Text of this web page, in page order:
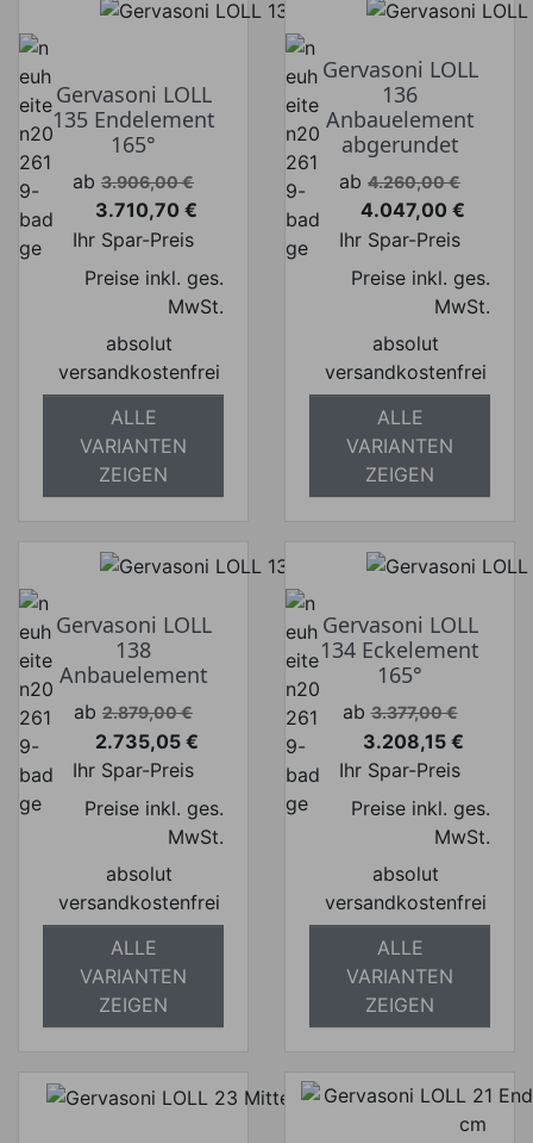
Gervasoni LOLL
135 Endelement
165°
Verkaufspreis
ab 3.906,00 €
Preis
3.710,70 €
Ihr Spar-Preis
Preise inkl. ges.
MwSt.
absolut
versandkostenfrei
ALLE
VARIANTEN
ZEIGEN
Gervasoni LOLL
136
Anbauelement
abgerundet
Verkaufspreis
ab 4.260,00 €
Preis
4.047,00 €
Ihr Spar-Preis
Preise inkl. ges.
MwSt.
absolut
versandkostenfrei
ALLE
VARIANTEN
ZEIGEN
Gervasoni LOLL
138
Anbauelement
Verkaufspreis
ab 2.879,00 €
Preis
2.735,05 €
Ihr Spar-Preis
Preise inkl. ges.
MwSt.
absolut
versandkostenfrei
ALLE
VARIANTEN
ZEIGEN
Gervasoni LOLL
134 Eckelement
165°
Verkaufspreis
ab 3.377,00 €
Preis
3.208,15 €
Ihr Spar-Preis
Preise inkl. ges.
MwSt.
absolut
versandkostenfrei
ALLE
VARIANTEN
ZEIGEN